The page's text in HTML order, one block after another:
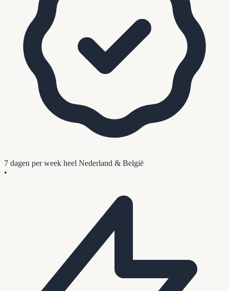
7 dagen per week heel Nederland & België
•